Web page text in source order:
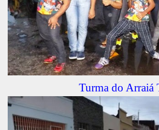
Turma do Arraiá